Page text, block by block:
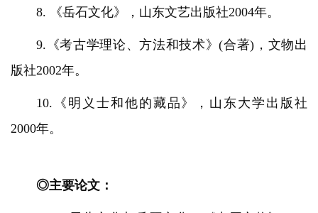
8. 《岳石文化》，山东文艺出版社2004年。
9.《考古学理论、方法和技术》(合著)，文物出
版社2002年。
10.《明义士和他的藏品》，山东大学出版社
2000年。
◎主要论文：